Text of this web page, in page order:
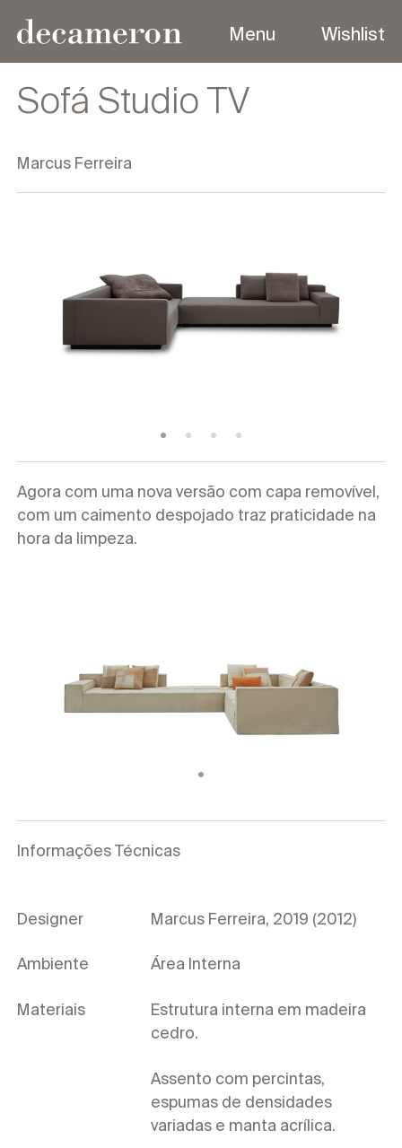
Menu Wishlist
Menu
Produtos
Contato
Sofá Studio TV
Marcus Ferreira
Agora com uma nova versão com capa removível,
com um caimento despojado traz praticidade na
hora da limpeza.
Informações Técnicas
Designer Marcus Ferreira, 2019 (2012)
Ambiente Área Interna
Materiais
Estrutura interna em madeira
cedro.
Assento com percintas,
espumas de densidades
variadas e manta acrílica.